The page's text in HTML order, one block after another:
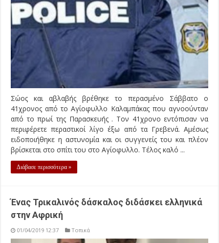
Σώος και αβλαβής βρέθηκε το περασμένο Σάββατο ο
41χρονος από το Αγίοφυλλο Καλαμπάκας που αγνοούνταν
από το πρωί της Παρασκευής . Τον 41χρονο εντόπισαν να
περιφέρετε περαστικοί λίγο έξω από τα Γρεβενά. Αμέσως
ειδοποιήθηκε η αστυνομία και οι συγγενείς του και πλέον
βρίσκεται στο σπίτι του στο Αγίοφυλλο. Τέλος καλό ...
Διάβασε περισσότερα »
Ένας Τρικαλινός δάσκαλος διδάσκει ελληνικά
στην Αφρική
01/04/2019 12:37 Τοπικά